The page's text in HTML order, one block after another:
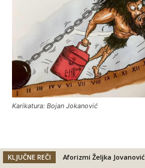
Karikatura: Bojan Jokanović
KLJUČNE REČI Aforizmi Željka Jovanović